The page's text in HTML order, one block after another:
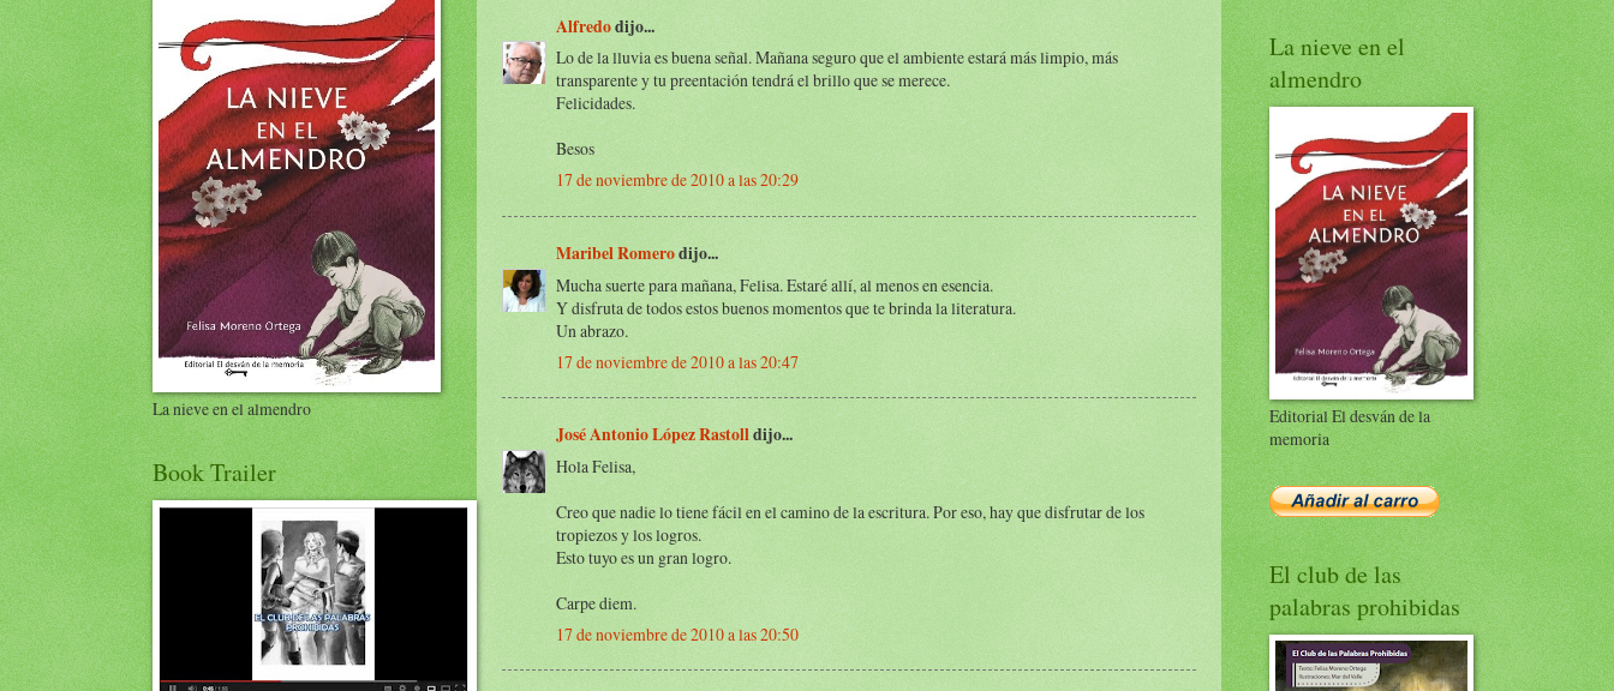
Alfredodijo...
Lo de la lluvia es buena señal. Mañana seguro que el ambiente estará más limpio, más
transparente y tu preentación tendrá el brillo que se merece.
Felicidades.
Besos
17 de noviembre de 2010 a las 20:29
Maribel Romerodijo...
Mucha suerte para mañana, Felisa. Estaré allí, al menos en esencia.
Y disfruta de todos estos buenos momentos que te brinda la literatura.
Un abrazo.
17 de noviembre de 2010 a las 20:47
José Antonio López Rastolldijo...
Hola Felisa,
Creo que nadie lo tiene fácil en el camino de la escritura. Por eso, hay que disfrutar de los
tropiezos y los logros.
Esto tuyo es un gran logro.
Carpe diem.
17 de noviembre de 2010 a las 20:50
La nieve en el almendro
Book Trailer
La nieve en el
almendro
Editorial El desván de la
memoria
El club de las
palabras prohibidas